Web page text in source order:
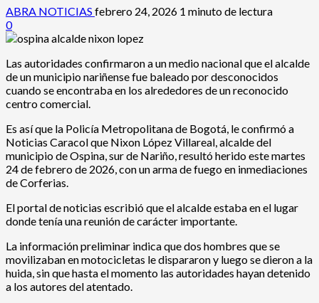
ABRA NOTICIAS febrero 24, 2026 1 minuto de lectura
0
Las autoridades confirmaron a un medio nacional que el alcalde
de un municipio nariñense fue baleado por desconocidos
cuando se encontraba en los alrededores de un reconocido
centro comercial.
Es así que la Policía Metropolitana de Bogotá, le confirmó a
Noticias Caracol que Nixon López Villareal, alcalde del
municipio de Ospina, sur de Nariño, resultó herido este martes
24 de febrero de 2026, con un arma de fuego en inmediaciones
de Corferias.
El portal de noticias escribió que el alcalde estaba en el lugar
donde tenía una reunión de carácter importante.
La información preliminar indica que dos hombres que se
movilizaban en motocicletas le dispararon y luego se dieron a la
huida, sin que hasta el momento las autoridades hayan detenido
a los autores del atentado.